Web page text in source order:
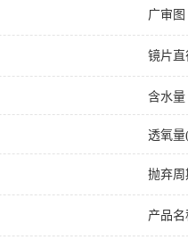
广审图
镜片直
含水量
透氧量
抛弃周
产品名